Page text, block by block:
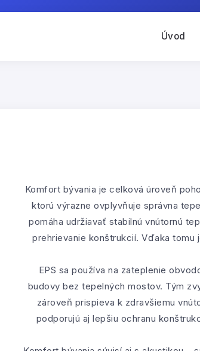
Úvod
Komfort bývania je celková úroveň
ktorú výrazne ovplyvňuje správna
pomáha udržiavať stabilnú vnútornú
prehrievanie konštrukcií. Vďaka
EPS sa používa na zateplenie
budovy bez tepelných mostov. Tým
zároveň prispieva k zdravšiemu
podporujú aj lepšiu ochranu